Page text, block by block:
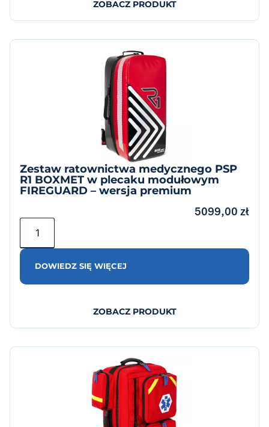
ZOBACZ PRODUKT
Zestaw ratownictwa medycznego PSP
R1 BOXMET w plecaku modułowym
FIREGUARD – wersja premium
5099,00 zł
DOWIEDZ SIĘ WIĘCEJ
ZOBACZ PRODUKT